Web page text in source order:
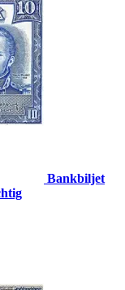
Bankbiljet